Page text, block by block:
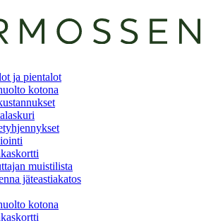
ja pientalot
kotona
muistilista
jäteastiakatos
kotona